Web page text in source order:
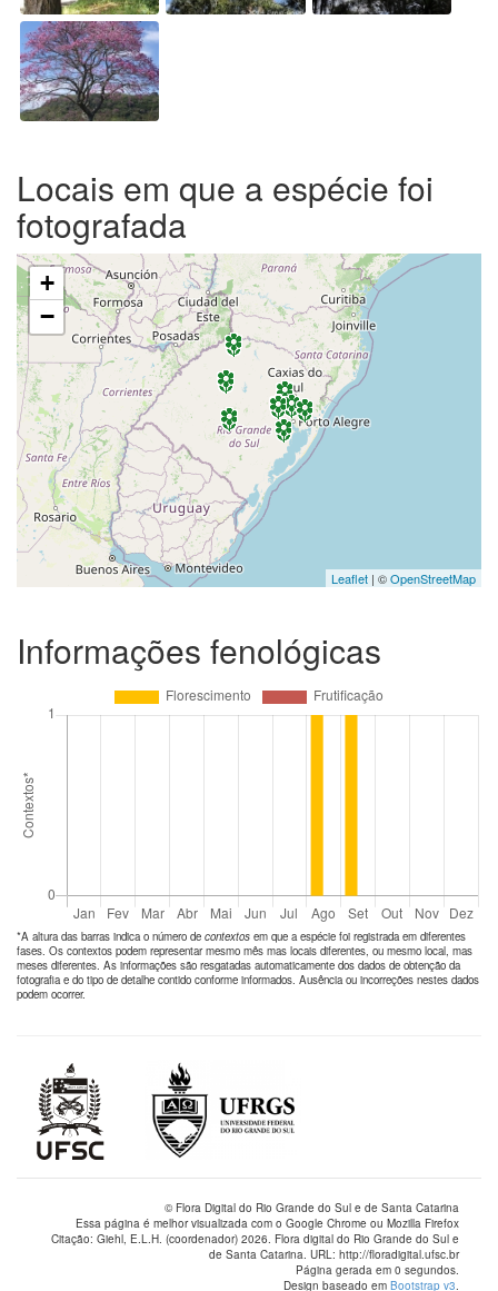
Locais em que a espécie foi
fotografada
+
−
Leaflet | ©OpenStreetMap
Informações fenológicas
*A altura das barras indica o número de contextos em que a espécie foi registrada em diferentes
fases. Os contextos podem representar mesmo mês mas locais diferentes, ou mesmo local, mas
meses diferentes. As informações são resgatadas automaticamente dos dados de obtenção da
fotografia e do tipo de detalhe contido conforme informados. Ausência ou incorreções nestes dados
podem ocorrer.
© Flora Digital do Rio Grande do Sul e de Santa Catarina
Essa página é melhor visualizada com o Google Chrome ou Mozilla Firefox
Citação: Giehl, E.L.H. (coordenador) 2026. Flora digital do Rio Grande do Sul e
de Santa Catarina. URL: http://floradigital.ufsc.br
Página gerada em 0 segundos.
Design baseado em Bootstrap v3